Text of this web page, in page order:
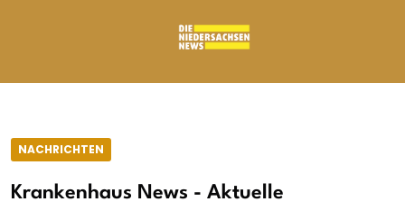
NACHRICHTEN
Krankenhaus News - Aktuelle